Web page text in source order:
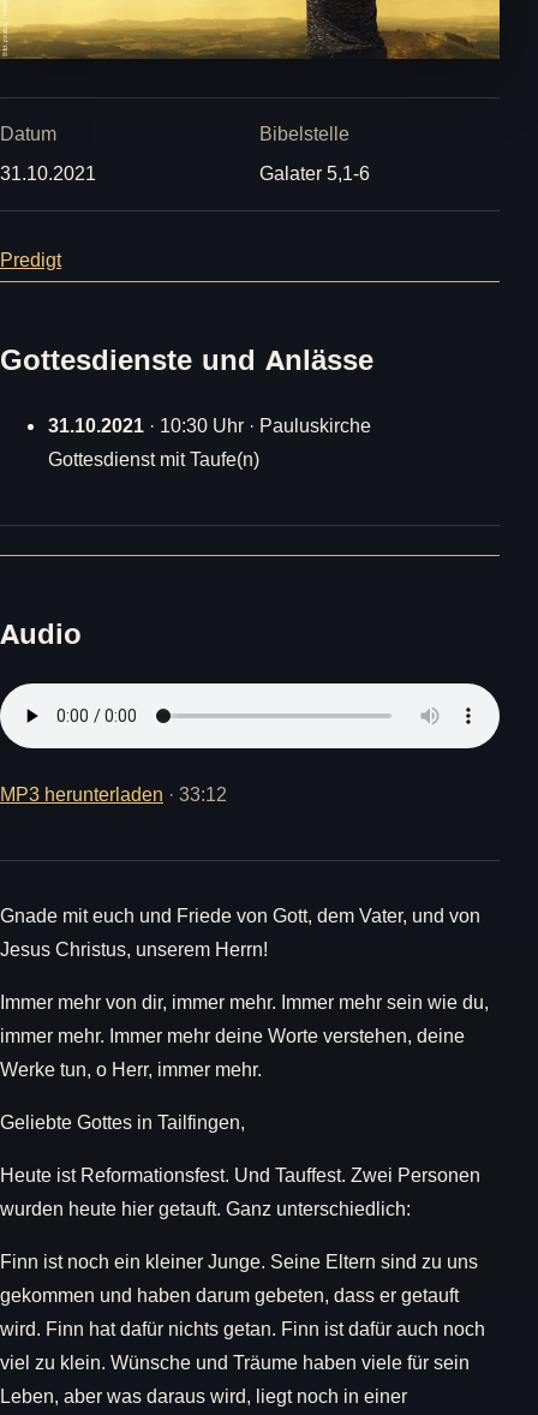
Datum
31.10.2021
Bibelstelle
Galater 5,1-6
Predigt
Gottesdienste und Anlässe
31.10.2021 · 10:30 Uhr · Pauluskirche
Gottesdienst mit Taufe(n)
Audio
MP3 herunterladen · 33:12
Gnade mit euch und Friede von Gott, dem Vater, und von
Jesus Christus, unserem Herrn!
Immer mehr von dir, immer mehr. Immer mehr sein wie du,
immer mehr. Immer mehr deine Worte verstehen, deine
Werke tun, o Herr, immer mehr.
Geliebte Gottes in Tailfingen,
Heute ist Reformationsfest. Und Tauffest. Zwei Personen
wurden heute hier getauft. Ganz unterschiedlich:
Finn ist noch ein kleiner Junge. Seine Eltern sind zu uns
gekommen und haben darum gebeten, dass er getauft
wird. Finn hat dafür nichts getan. Finn ist dafür auch noch
viel zu klein. Wünsche und Träume haben viele für sein
Leben, aber was daraus wird, liegt noch in einer